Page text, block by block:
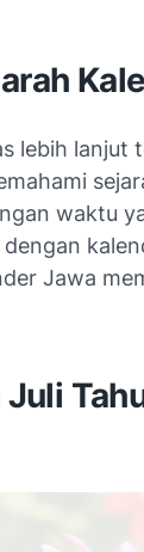
lebih lanjut
waktu
Jawa